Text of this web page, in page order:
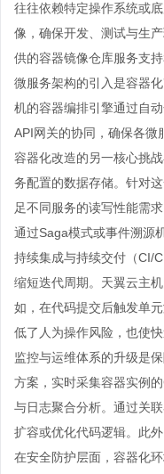
往往依赖特定操作系统或
像，确保开发、测试与生
供的容器镜像仓库服务支
微服务架构的引入是容器
机的容器编排引擎通过自
API网关的协同，确保各微
容器化改造的另一核心挑
务配置的数据存储。针对
足不同服务的读写性能需
通过Saga模式或事件溯源
持续集成与持续交付（CI/
缩短迭代周期。天翼云主
如，在代码提交后触发单
低了人为操作风险，也使
监控与运维体系的升级是
方案，实时采集容器实例
与日志聚合分析。通过关
扩容或优化代码逻辑。此
在安全防护层面，容器化